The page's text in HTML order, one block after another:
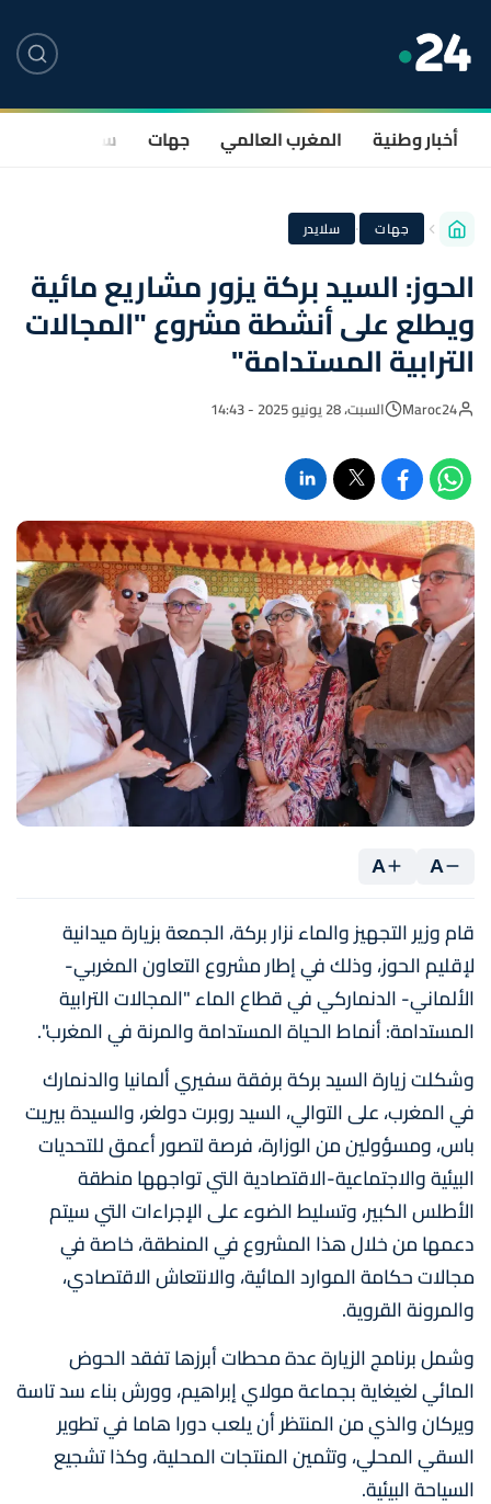
أخبار وطنية المغرب العالمي جهات سياسة
جهات · سلايدر
الحوز: السيد بركة يزور مشاريع مائية
ويطلع على أنشطة مشروع "المجالات
الترابية المستدامة"
Maroc24 السبت، 28 يونيو 2025 - 14:43
A
A
قام وزير التجهيز والماء نزار بركة، الجمعة بزيارة ميدانية
لإقليم الحوز، وذلك في إطار مشروع التعاون المغربي-
الألماني- الدنماركي في قطاع الماء "المجالات الترابية
المستدامة: أنماط الحياة المستدامة والمرنة في المغرب".
وشكلت زيارة السيد بركة برفقة سفيري ألمانيا والدنمارك
في المغرب، على التوالي، السيد روبرت دولغر، والسيدة بيريت
باس، ومسؤولين من الوزارة، فرصة لتصور أعمق للتحديات
البيئية والاجتماعية-الاقتصادية التي تواجهها منطقة
الأطلس الكبير، وتسليط الضوء على الإجراءات التي سيتم
دعمها من خلال هذا المشروع في المنطقة، خاصة في
مجالات حكامة الموارد المائية، والانتعاش الاقتصادي،
والمرونة القروية.
وشمل برنامج الزيارة عدة محطات أبرزها تفقد الحوض
المائي لغيغاية بجماعة مولاي إبراهيم، وورش بناء سد تاسة
ويركان والذي من المنتظر أن يلعب دورا هاما في تطوير
السقي المحلي، وتثمين المنتجات المحلية، وكذا تشجيع
السياحة البيئية.